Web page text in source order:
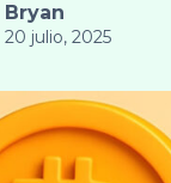
Bryan
20 julio, 2025